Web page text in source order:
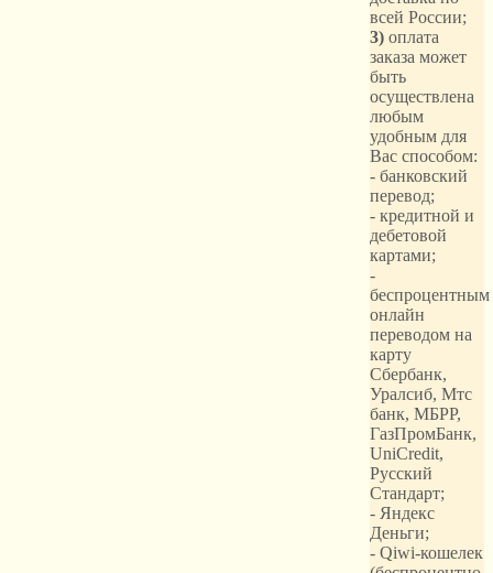
всей России;
3) оплата
заказа может
быть
осуществлена
любым
удобным для
Вас способом:
- банковский
перевод;
- кредитной и
дебетовой
картами;
-
беспроцентным
онлайн
переводом на
карту
Сбербанк,
Уралсиб, Мтс
банк, МБРР,
ГазПромБанк,
UniCredit,
Русский
Стандарт;
- Яндекс
Деньги;
- Qiwi-кошелек